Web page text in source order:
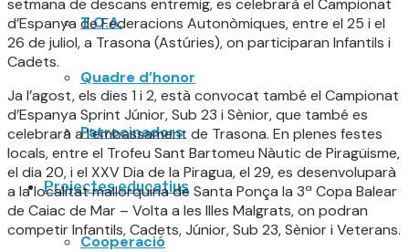
T.O.A.
Quadre d’honor
Patrocinadors
Projectes educatius
Cooperació
setmana de descans entremig, es celebrarà el Campionat
d’Espanya de Federacions Autonòmiques, entre el 25 i el
26 de juliol, a Trasona (Astúries), on participaran Infantils i
Cadets.
Ja l’agost, els dies 1 i 2, està convocat també el Campionat
d’Espanya Sprint Júnior, Sub 23 i Sènior, que també es
celebrarà a l’embassament de Trasona. En plenes festes
locals, entre el Trofeu Sant Bartomeu Nàutic de Piragüisme,
el dia 20, i el XXV Dia de la Piragua, el 29, es desenvoluparà
a la localitat mallorquina de Santa Ponça la 3ª Copa Balear
de Caiac de Mar – Volta a les Illes Malgrats, on podran
competir Infantils, Cadets, Júnior, Sub 23, Sènior i Veterans.